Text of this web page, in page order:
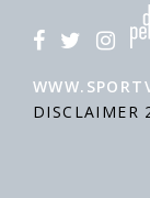
DISCLAIMER